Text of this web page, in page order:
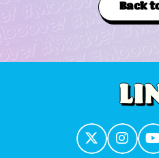
Back